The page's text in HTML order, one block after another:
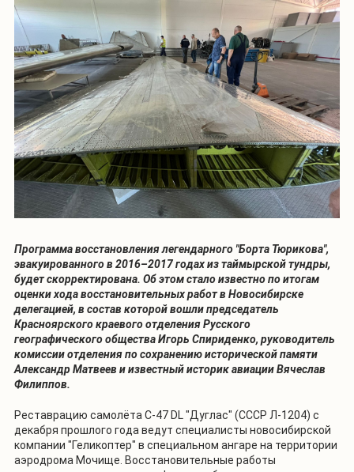
Программа восстановления легендарного "Борта Тюрикова",
эвакуированного в 2016–2017 годах из таймырской тундры,
будет скорректирована. Об этом стало известно по итогам
оценки хода восстановительных работ в Новосибирске
делегацией, в состав которой вошли председатель
Красноярского краевого отделения Русского
географического общества Игорь Спириденко, руководитель
комиссии отделения по сохранению исторической памяти
Александр Матвеев и известный историк авиации Вячеслав
Филиппов.
Реставрацию самолёта С-47 DL "Дуглас" (СССР Л-1204) с
декабря прошлого года ведут специалисты новосибирской
компании "Геликоптер" в специальном ангаре на территории
аэродрома Мочище. Восстановительные работы